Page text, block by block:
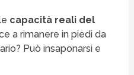
capacità reali del
a rimanere in piedi da
Può insaponarsi e